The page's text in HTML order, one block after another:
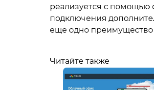
реализуется с помощью
подключения
еще одно преимущество
Читайте также